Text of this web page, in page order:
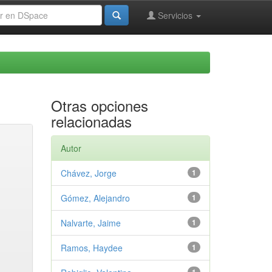
Servicios
Otras opciones
relacionadas
Autor
1
Chávez, Jorge
1
Gómez, Alejandro
1
Nalvarte, Jaime
1
Ramos, Haydee